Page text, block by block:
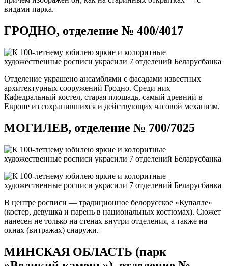
видами парка.
ГРОДНО, отделение № 400/4017
Отделение украшено ансамблями с фасадами известных
архитектурных сооружений Гродно. Среди них
Кафедральный костел, старая площадь, самый древний в
Европе из сохранившихся и действующих часовой механизм.
МОГИЛЕВ, отделение № 700/7025
В центре росписи — традиционное белорусское »Купалле»
(костер, девушка и парень в национальных костюмах). Сюжет
нанесен не только на стенах внутри отделения, а также на
окнах (витражах) снаружи.
МИНСКАЯ ОБЛАСТЬ (парк